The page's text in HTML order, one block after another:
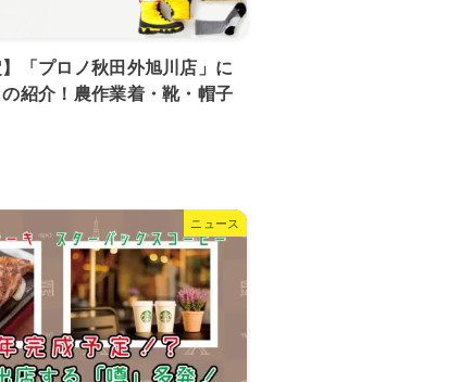
】「プロノ秋田外旭川店」に
紹介！農作業着・靴・帽子
ニュース